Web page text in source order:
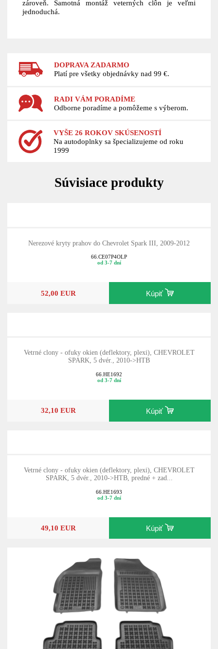
zároveň. Samotná montáž veterných clôn je veľmi
jednoduchá.
DOPRAVA ZADARMO
Platí pre všetky objednávky nad 99 €.
RADI VÁM PORADÍME
Odborne poradíme a pomôžeme s výberom.
VYŠE 26 ROKOV SKÚSENOSTÍ
Na autodoplnky sa špecializujeme od roku
1999
Súvisiace produkty
Nerezové kryty prahov do Chevrolet Spark III, 2009-2012
66.CE07P4OLP
od 3-7 dní
52,00 EUR Kúpiť
Vetrné clony - ofuky okien (deflektory, plexi), CHEVROLET
SPARK, 5 dvér., 2010->HTB
66.HE1692
od 3-7 dní
32,10 EUR Kúpiť
Vetrné clony - ofuky okien (deflektory, plexi), CHEVROLET
SPARK, 5 dvér., 2010->HTB, predné + zad...
66.HE1693
od 3-7 dní
49,10 EUR Kúpiť